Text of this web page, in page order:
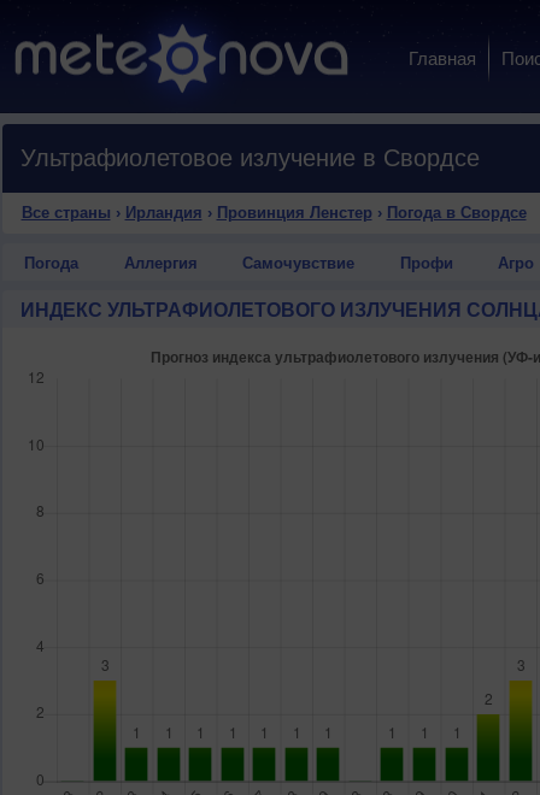
Главная
Ультрафиолетовое излучение в Свордсе
Все страны › Ирландия › Провинция Ленстер › Погода в Свордсе
Погода Аллергия Самочувствие Профи Агро
ИНДЕКС УЛЬТРАФИОЛЕТОВОГО ИЗЛУЧЕНИЯ